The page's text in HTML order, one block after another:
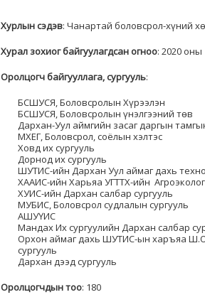
Хурлын сэдэв: Чанартай боловсрол-хүний
Хурал зохиог байгуулагдсан огноо: 2020 оны
Оролцогч байгууллага, сургууль:
БСШУСЯ, Боловсролын Хүрээлэн
БСШУСЯ, Боловсролын үнэлгээний төв
Дархан-Уул аймгийн засаг даргын
МХЕГ, Боловсрол, соёлын хэлтэс
Ховд их сургууль
Дорнод их сургууль
ШУТИС-ийн Дархан Уул аймаг дахь
ХААИС-ийн Харьяа УГТТХ-ийн
ХУИС-ийн Дархан салбар сургууль
МУБИС, Боловсрол судлалын сургууль
АШУҮИС
Мандах Их сургуулийн Дархан салбар
Орхон аймаг дахь ШУТИС-ын харъяа
сургууль
Дархан дээд сургууль
Оролцогчдын тоo: 180